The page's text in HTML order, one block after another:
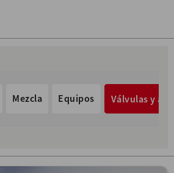
Mezcla Equipos Válvulas y